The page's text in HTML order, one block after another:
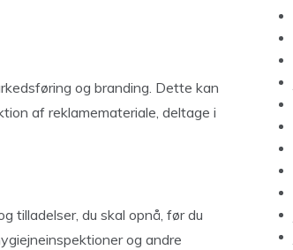
og branding. Dette kan
af reklamemateriale, deltage i
tilladelser, du skal opnå, før du
og andre